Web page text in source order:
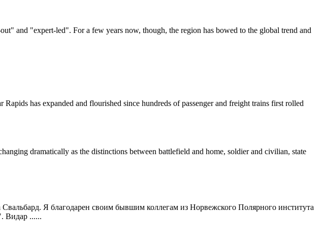
and "expert-led". For a few years now, though, the region has bowed to the global trend and
has expanded and flourished since hundreds of passenger and freight trains first rolled
dramatically as the distinctions between battlefield and home, soldier and civilian, state
Я благодарен своим бывшим коллегам из Норвежского Полярного института
Видар ......